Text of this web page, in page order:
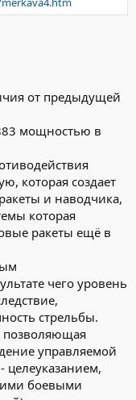
Т-64А, М60А1RISE,
была
на дистанциях около
танки. Отмечен
км снаряд просто
танков М-60,
танковых частях,
не приходится -
БПС типа
данным,
более 2 км.
от предыдущей
мощностью в
которая создает
и наводчика,
которая
ракеты ещё в
чего уровень
стрельбы.
позволяющая
управляемой
боевыми